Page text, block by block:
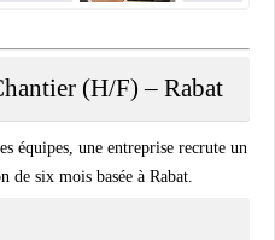
(H/F) – Rabat
équipes, une entreprise recrute un
de six mois basée à Rabat.